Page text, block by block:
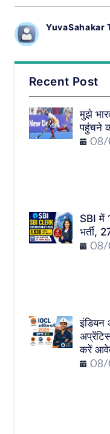
YuvaSahakar
Recent Post
मुझे
पहुंचने
08/
SBI में
भर्ती,
08/
इंडियन
करें
08/